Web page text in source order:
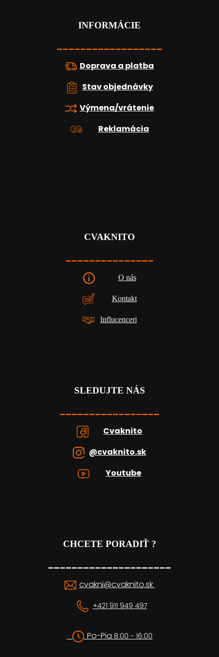
INFORMÁCIE
__________________
Doprava a platba
Stav objednávky
Výmena/vrátenie
Reklamácia
CVAKNITO
_______________
O nás
Kontakt
Influcenceri
SLEDUJTE NÁS
_________________
Cvaknito
@cvaknito.sk
Youtube
CHCETE PORADIŤ ?
_____________________
cvakni@cvaknito.sk
+421 911 949 497
Po-Pia 8:00 - 16:00